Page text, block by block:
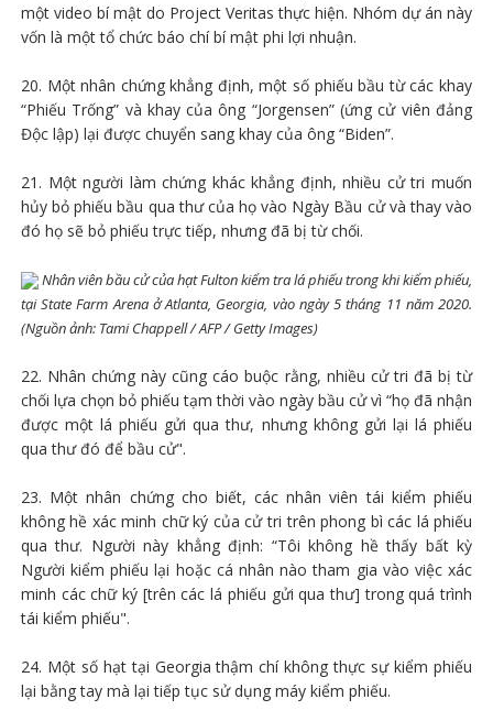
một video bí mật do Project Veritas thực hiện. Nhóm dự án này
vốn là một tổ chức báo chí bí mật phi lợi nhuận.
20. Một nhân chứng khẳng định, một số phiếu bầu từ các khay
“Phiếu Trống” và khay của ông “Jorgensen” (ứng cử viên đảng
Độc lập) lại được chuyển sang khay của ông “Biden”.
21. Một người làm chứng khác khẳng định, nhiều cử tri muốn
hủy bỏ phiếu bầu qua thư của họ vào Ngày Bầu cử và thay vào
đó họ sẽ bỏ phiếu trực tiếp, nhưng đã bị từ chối.
Nhân viên bầu cử của hạt Fulton kiểm tra lá phiếu trong khi kiểm phiếu,
tại State Farm Arena ở Atlanta, Georgia, vào ngày 5 tháng 11 năm 2020.
(Nguồn ảnh: Tami Chappell / AFP / Getty Images)
22. Nhân chứng này cũng cáo buộc rằng, nhiều cử tri đã bị từ
chối lựa chọn bỏ phiếu tạm thời vào ngày bầu cử vì “họ đã nhận
được một lá phiếu gửi qua thư, nhưng không gửi lại lá phiếu
qua thư đó để bầu cử".
23. Một nhân chứng cho biết, các nhân viên tái kiểm phiếu
không hề xác minh chữ ký của cử tri trên phong bì các lá phiếu
qua thư. Người này khẳng định: “Tôi không hề thấy ​​bất kỳ
Người kiểm phiếu lại hoặc cá nhân nào tham gia vào việc xác
minh các chữ ký [trên các lá phiếu gửi qua thư] trong quá trình
tái kiểm phiếu".
24. Một số hạt tại Georgia thậm chí không thực sự kiểm phiếu
lại bằng tay mà lại tiếp tục sử dụng máy kiểm phiếu.